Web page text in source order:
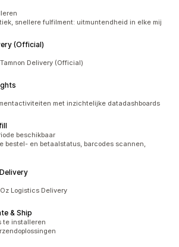
snellere fulfilment: uitmuntendheid in elke mij
(Official)
Delivery (Official)
met inzichtelijke datadashboards
beschikbaar
bestel- en betaalstatus, barcodes scannen,
Logistics Delivery
& Ship
te installeren